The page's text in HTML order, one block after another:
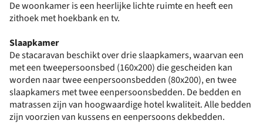
De woonkamer is een heerlijke lichte ruimte en heeft een
zithoek met hoekbank en tv.
Slaapkamer
De stacaravan beschikt over drie slaapkamers, waarvan een
met een tweepersoonsbed (160x200) die gescheiden kan
worden naar twee eenpersoonsbedden (80x200), en twee
slaapkamers met twee eenpersoonsbedden. De bedden en
matrassen zijn van hoogwaardige hotel kwaliteit. Alle bedden
zijn voorzien van kussens en eenpersoons dekbedden.